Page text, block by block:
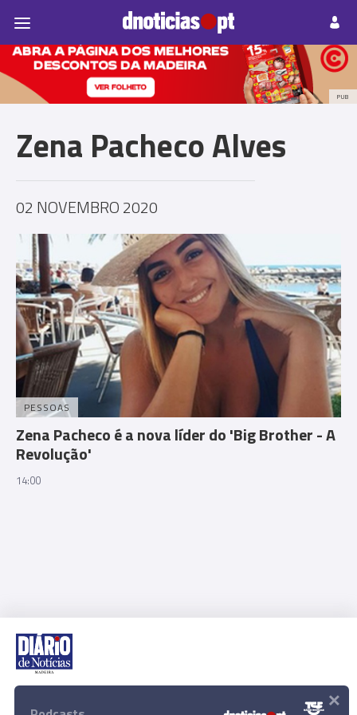
Prazeres Paisagens
PUB
Zena Pacheco Alves
02 NOVEMBRO 2020
PESSOAS
Zena Pacheco é a nova líder do 'Big Brother - A
Revolução'
14:00
Rua Dr. Fernão de Ornelas, 56 - 3º
×